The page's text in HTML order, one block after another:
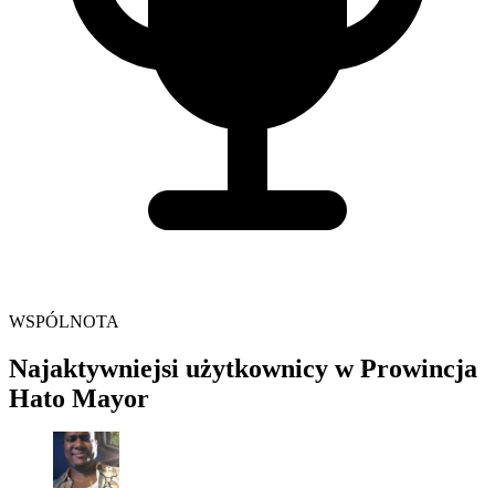
WSPÓLNOTA
Najaktywniejsi użytkownicy w Prowincja
Hato Mayor